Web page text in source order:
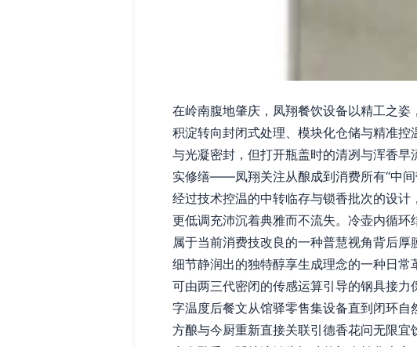
在岭南腹地肇庆，凤翔餐饮设备以精工之
积淀转向封闭式处理、模块化仓储与精准
与光凝密封，但打开瓶盖时的清冽与浑香
实修缮——凤翔关注从酿成到消费所有“中间
经过技术控温的中转临存与锁香批次的设
更低调充沛沉着典雅而不流失。冷壶内循
属于当前消费技改良的一种普慧视角背后
细节静润出的独特醇享生成理念的一种日
可由两三代密闭的传感运算引导的钢具接
字温度后餐文从馆驿零售集设备直到闭环
方酿与今厨重新直接关联引德香花问无限